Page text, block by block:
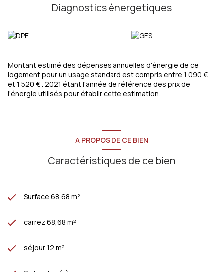
Diagnostics énergetiques
Montant estimé des dépenses annuelles d'énergie de ce
logement pour un usage standard est compris entre 1 090 €
et 1 520 € . 2021 étant l'année de référence des prix de
l'énergie utilisés pour établir cette estimation.
A PROPOS DE CE BIEN
Caractéristiques de ce bien
Surface 68,68 m²
carrez 68,68 m²
séjour 12 m²